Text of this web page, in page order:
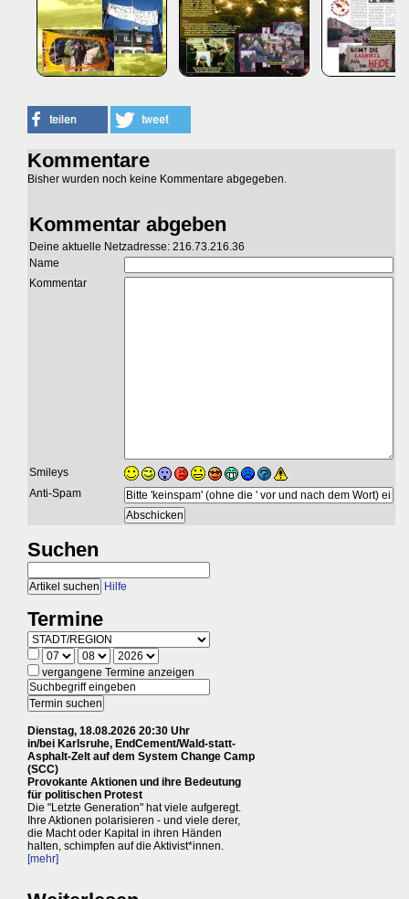
Kommentare
Bisher wurden noch keine Kommentare abgegeben.
Kommentar abgeben
Deine aktuelle Netzadresse: 216.73.216.36
Name
Kommentar
Smileys
Anti-Spam
Suchen
Hilfe
Termine
vergangene Termine anzeigen
Dienstag, 18.08.2026 20:30 Uhr
in/bei Karlsruhe, EndCement/Wald-statt-
Asphalt-Zelt auf dem System Change Camp
(SCC)
Provokante Aktionen und ihre Bedeutung
für politischen Protest
Die "Letzte Generation" hat viele aufgeregt.
Ihre Aktionen polarisieren - und viele derer,
die Macht oder Kapital in ihren Händen
halten, schimpfen auf die Aktivist*innen.
[mehr]